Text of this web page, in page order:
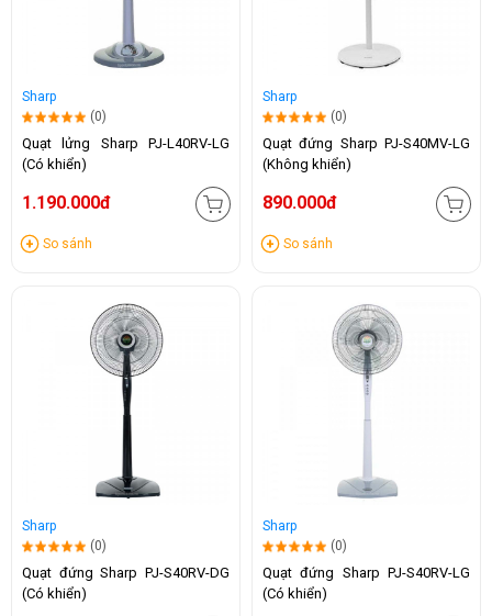
Sharp
(0)
Quạt lửng Sharp PJ-L40RV-LG
(Có khiển)
1.190.000đ
So sánh
Sharp
(0)
Quạt đứng Sharp PJ-S40MV-LG
(Không khiển)
890.000đ
So sánh
Sharp
(0)
Quạt đứng Sharp PJ-S40RV-DG
(Có khiển)
Sharp
(0)
Quạt đứng Sharp PJ-S40RV-LG
(Có khiển)